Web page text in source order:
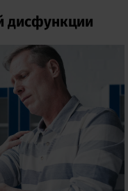
дисфункции